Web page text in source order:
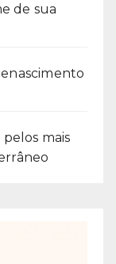
de sua
mais